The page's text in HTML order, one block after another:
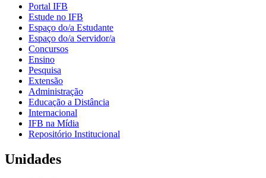
Portal IFB
Estude no IFB
Espaço do/a Estudante
Espaço do/a Servidor/a
Concursos
Ensino
Pesquisa
Extensão
Administração
Educação a Distância
Internacional
IFB na Mídia
Repositório Institucional
Unidades